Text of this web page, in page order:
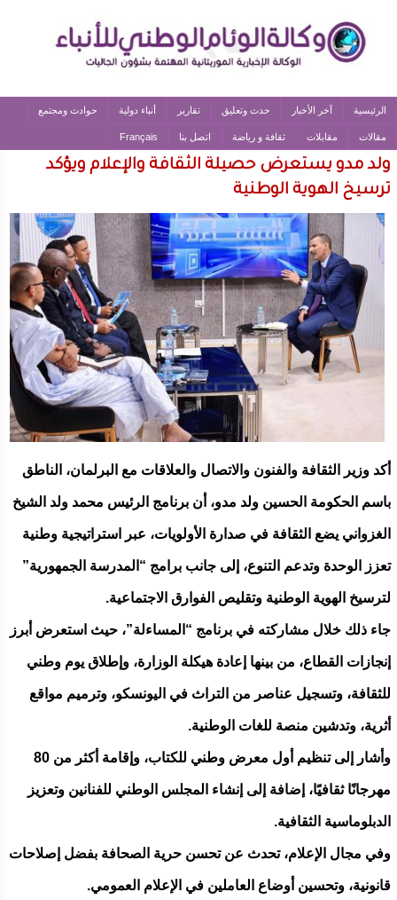
الرئيسية آخر الأخبار حدث وتعليق تقارير أنباء دولية حوادث ومجتمع
مقالات مقابلات ثقافة و رياضة اتصل بنا Français
ولد مدو يستعرض حصيلة الثقافة والإعلام ويؤكد
ترسيخ الهوية الوطنية
أكد وزير الثقافة والفنون والاتصال والعلاقات مع البرلمان، الناطق
باسم الحكومة الحسين ولد مدو، أن برنامج الرئيس محمد ولد الشيخ
الغزواني يضع الثقافة في صدارة الأولويات، عبر استراتيجية وطنية
تعزز الوحدة وتدعم التنوع، إلى جانب برامج “المدرسة الجمهورية”
لترسيخ الهوية الوطنية وتقليص الفوارق الاجتماعية.
جاء ذلك خلال مشاركته في برنامج “المساءلة”، حيث استعرض أبرز
إنجازات القطاع، من بينها إعادة هيكلة الوزارة، وإطلاق يوم وطني
للثقافة، وتسجيل عناصر من التراث في اليونسكو، وترميم مواقع
أثرية، وتدشين منصة للغات الوطنية.
وأشار إلى تنظيم أول معرض وطني للكتاب، وإقامة أكثر من 80
مهرجانًا ثقافيًا، إضافة إلى إنشاء المجلس الوطني للفنانين وتعزيز
الدبلوماسية الثقافية.
وفي مجال الإعلام، تحدث عن تحسن حرية الصحافة بفضل إصلاحات
قانونية، وتحسين أوضاع العاملين في الإعلام العمومي.